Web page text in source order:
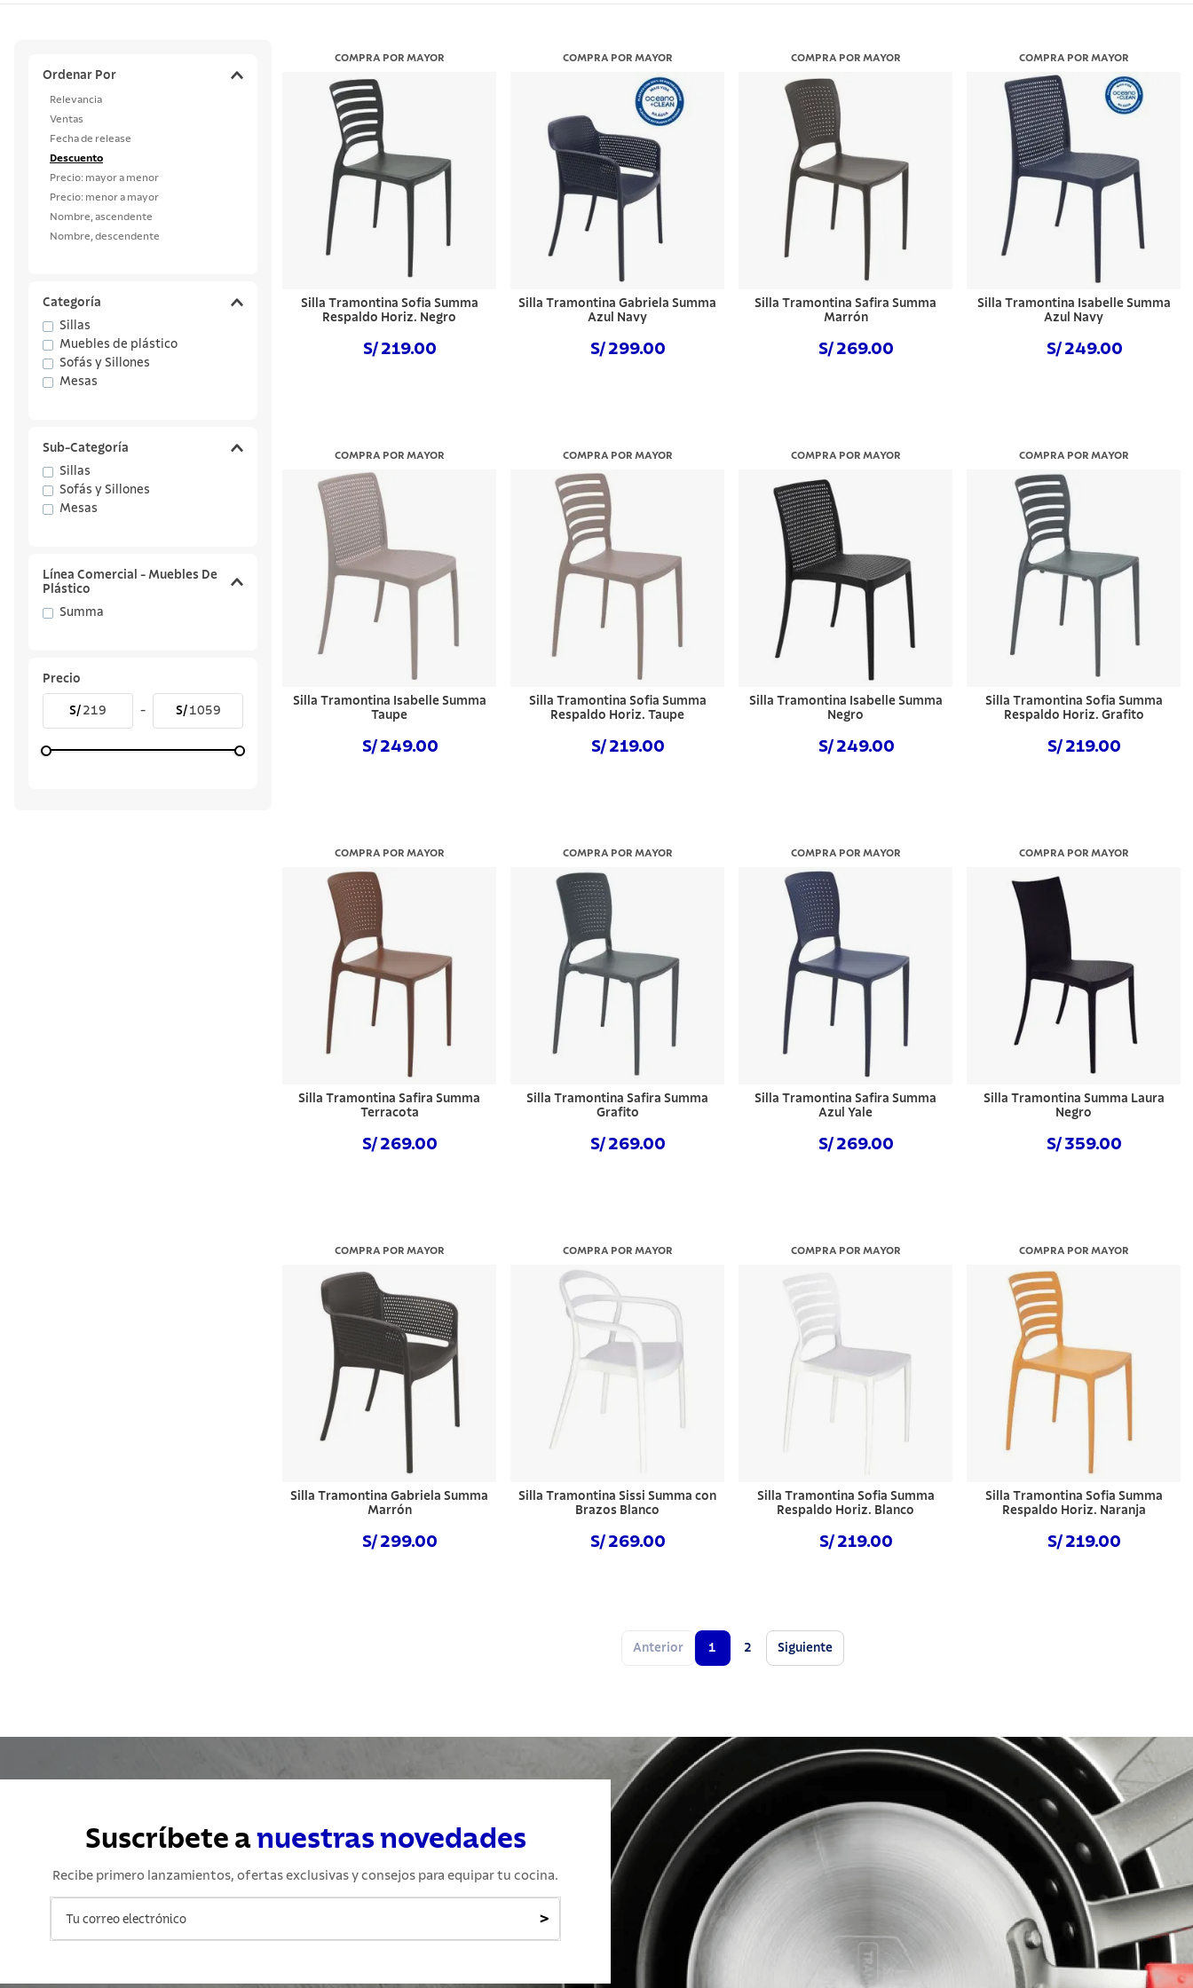
Ordenar Por
Relevancia
Ventas
Fecha de release
Descuento
Precio: mayor a menor
Precio: menor a mayor
Nombre, ascendente
Nombre, descendente
Categoría
Sillas
Muebles de plástico
Sofás y Sillones
Mesas
Sub-Categoría
Sillas
Sofás y Sillones
Mesas
Línea Comercial - Muebles De
Plástico
Summa
Precio
S/ 219 - S/ 1059
COMPRA POR MAYOR
Silla Tramontina Sofia Summa
Respaldo Horiz. Negro
S/ 219.00
COMPRA POR MAYOR
Silla Tramontina Gabriela Summa
Azul Navy
S/ 299.00
COMPRA POR MAYOR
Silla Tramontina Safira Summa
Marrón
S/ 269.00
COMPRA POR MAYOR
Silla Tramontina Isabelle Summa
Azul Navy
S/ 249.00
COMPRA POR MAYOR
Silla Tramontina Isabelle Summa
Taupe
S/ 249.00
COMPRA POR MAYOR
Silla Tramontina Sofia Summa
Respaldo Horiz. Taupe
S/ 219.00
COMPRA POR MAYOR
Silla Tramontina Isabelle Summa
Negro
S/ 249.00
COMPRA POR MAYOR
Silla Tramontina Sofia Summa
Respaldo Horiz. Grafito
S/ 219.00
COMPRA POR MAYOR
Silla Tramontina Safira Summa
Terracota
S/ 269.00
COMPRA POR MAYOR
Silla Tramontina Safira Summa
Grafito
S/ 269.00
COMPRA POR MAYOR
Silla Tramontina Safira Summa
Azul Yale
S/ 269.00
COMPRA POR MAYOR
Silla Tramontina Summa Laura
Negro
S/ 359.00
COMPRA POR MAYOR
Silla Tramontina Gabriela Summa
Marrón
S/ 299.00
COMPRA POR MAYOR
Silla Tramontina Sissi Summa con
Brazos Blanco
S/ 269.00
COMPRA POR MAYOR
Silla Tramontina Sofia Summa
Respaldo Horiz. Blanco
S/ 219.00
COMPRA POR MAYOR
Silla Tramontina Sofia Summa
Respaldo Horiz. Naranja
S/ 219.00
Anterior 1 2 Siguiente
Suscríbete anuestras novedades
Recibe primero lanzamientos, ofertas exclusivas y consejos para equipar tu cocina.
>